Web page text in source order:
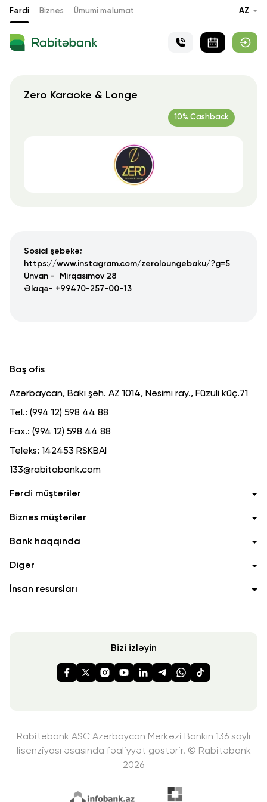
Fərdi Biznes Ümumi məlumat AZ
Zero Karaoke & Longe
10% Cashback
Sosial şəbəkə:
https://www.instagram.com/zeroloungebaku/?g=5
Ünvan - Mirqasımov 28
Əlaqə- +99470-257-00-13
Fərdi müştərilər
Biznes müştərilər
Bank haqqında
Digər
İnsan resursları
Baş ofis
Azərbaycan, Bakı şəh. AZ 1014, Nəsimi ray., Füzuli küç.71
Tel.: (994 12) 598 44 88
Fax.: (994 12) 598 44 88
Teleks: 142453 RSKBAI
133@rabitabank.com
Bizi izləyin
Rabitəbank ASC Azərbaycan Mərkəzi Bankın 136 saylı
lisenziyası əsasında fəaliyyət göstərir. © Rabitəbank
2026